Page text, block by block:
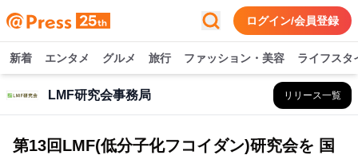
ログイン/会員登録
新着 エンタメ グルメ 旅行 ファッション・美容 ライフスタ
LMF研究会事務局 リリース一覧
第13回LMF(低分子化フコイダン)研究会を 国